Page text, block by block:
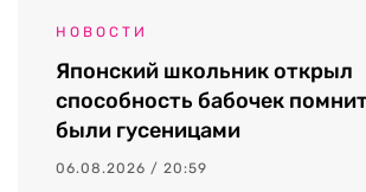
НОВОСТИ
Японский школьник открыл
способность бабочек
были гусеницами
06.08.2026 / 20:59